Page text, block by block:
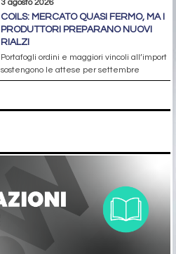
3 agosto 2026
COILS: MERCATO QUASI FERMO, MA I
PRODUTTORI PREPARANO NUOVI
RIALZI
Portafogli ordini e maggiori vincoli all’import
sostengono le attese per settembre